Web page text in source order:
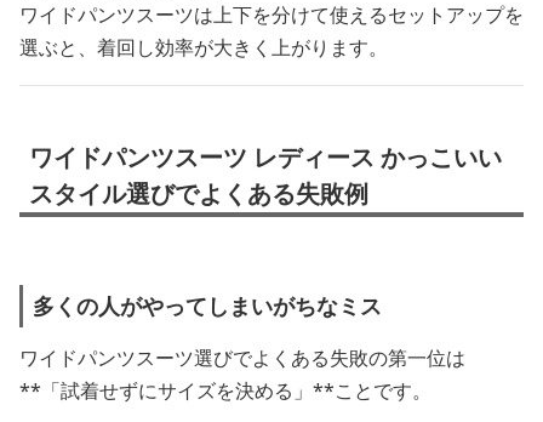
ワイドパンツスーツは上下を分けて使えるセットアップを
選ぶと、着回し効率が大きく上がります。
ワイドパンツスーツ レディース かっこいい
スタイル選びでよくある失敗例
多くの人がやってしまいがちなミス
ワイドパンツスーツ選びでよくある失敗の第一位は
**「試着せずにサイズを決める」**ことです。